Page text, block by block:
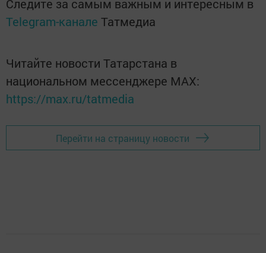
Следите за самым важным и интересным в
Telegram-канале Татмедиа
Читайте новости Татарстана в
национальном мессенджере MАХ:
https://max.ru/tatmedia
Перейти на страницу новости